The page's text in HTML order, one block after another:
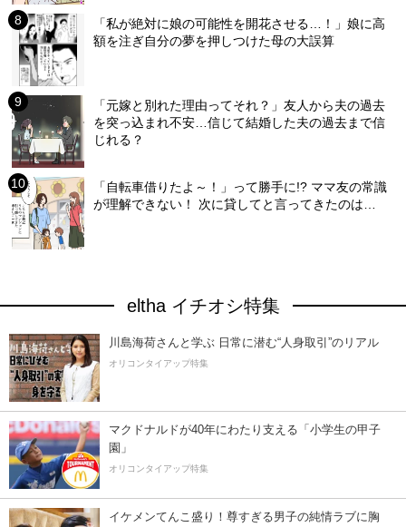
「私が絶対に娘の可能性を開花させる…！」娘に高
額を注ぎ自分の夢を押しつけた母の大誤算
「元嫁と別れた理由ってそれ？」友人から夫の過去
を突っ込まれ不安…信じて結婚した夫の過去まで信
じれる？
「自転車借りたよ～！」って勝手に!? ママ友の常識
が理解できない！ 次に貸してと言ってきたのは…
eltha イチオシ特集
川島海荷さんと学ぶ 日常に潜む“人身取引”のリアル
オリコンタイアップ特集
マクドナルドが40年にわたり支える「小学生の甲子
園」
オリコンタイアップ特集
イケメンてんこ盛り！尊すぎる男子の純情ラブに胸